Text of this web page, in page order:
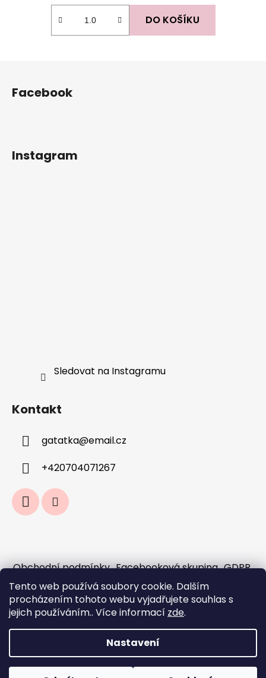
Tento web používá soubory cookie. Dalším
procházením tohoto webu vyjadřujete souhlas s
jejich používáním.. Více informací zde.
Nastavení
DO KOŠÍKU
Facebook
Instagram
Sledovat na Instagramu
Kontakt
gatatka@email.cz
+420704071267
Obchodní podmínky Facebooková skupina GDPR
Jak fungují předobjednávky a sloučení
objednávek?
Doprava a platba
Vytvořil Shoptet